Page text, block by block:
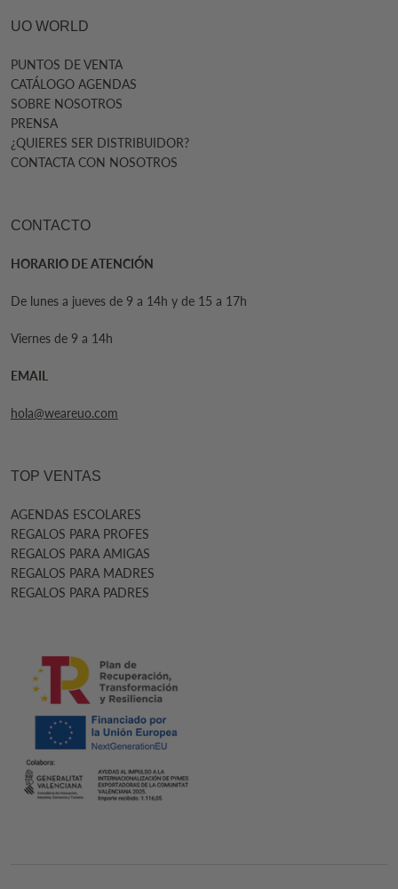
UO WORLD
PUNTOS DE VENTA
CATÁLOGO AGENDAS
SOBRE NOSOTROS
PRENSA
¿QUIERES SER DISTRIBUIDOR?
CONTACTA CON NOSOTROS
CONTACTO
HORARIO DE ATENCIÓN
De lunes a jueves de 9 a 14h y de 15 a 17h
Viernes de 9 a 14h
EMAIL
hola@weareuo.com
TOP VENTAS
AGENDAS ESCOLARES
REGALOS PARA PROFES
REGALOS PARA AMIGAS
REGALOS PARA MADRES
REGALOS PARA PADRES